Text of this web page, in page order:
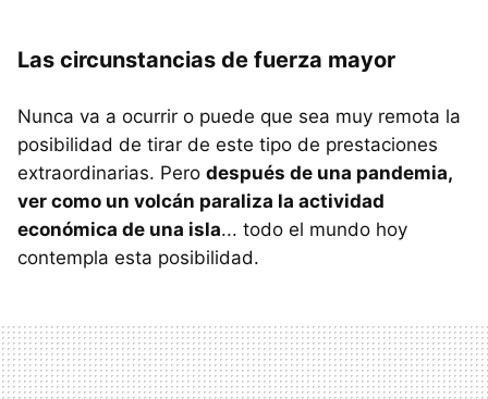
Las circunstancias de fuerza mayor
Nunca va a ocurrir o puede que sea muy remota la
posibilidad de tirar de este tipo de prestaciones
extraordinarias. Pero después de una pandemia,
ver como un volcán paraliza la actividad
económica de una isla... todo el mundo hoy
contempla esta posibilidad.